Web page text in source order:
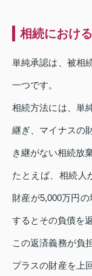
相続におけ
単純承認は、被相
一つです。
相続方法には、単
継ぎ、マイナスの
き継がない相続放
たとえば、相続人
財産が5,000万円
するとその負債を
この返済義務が負
プラスの財産を上